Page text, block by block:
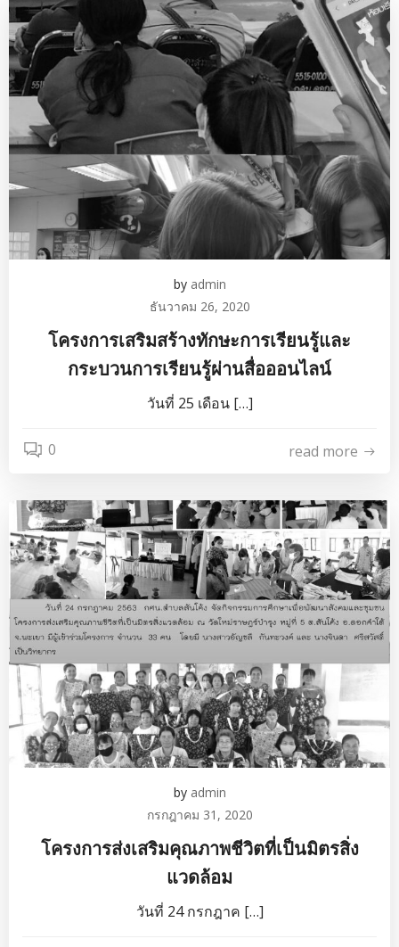
by admin
ธันวาคม 26, 2020
โครงการเสริมสร้างทักษะการเรียนรู้และ
กระบวนการเรียนรู้ผ่านสื่อออนไลน์
วันที่ 25 เดือน […]
0 read more
by admin
กรกฎาคม 31, 2020
โครงการส่งเสริมคุณภาพชีวิตที่เป็นมิตรสิ่ง
แวดล้อม
วันที่ 24 กรกฎาค […]